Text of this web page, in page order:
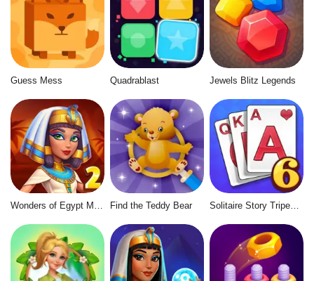
Guess Mess Quadrablast Jewels Blitz Legends
Wonders of Egypt Match 2 Find the Teddy Bear Solitaire Story Tripeaks 6